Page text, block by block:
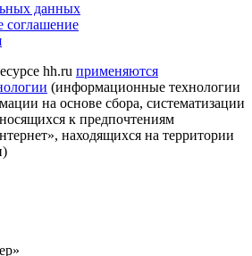
данных
соглашение
hh.ru применяются
(информационные технологии
на основе сбора, систематизации
к предпочтениям
находящихся на территории